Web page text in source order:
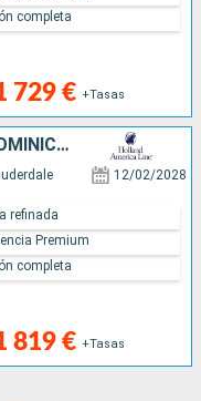
729 € +Tasas
completa
ESTADOS UNIDOS, REPÚBLICA DOMINICANA, BAHAMAS, ISLAS TURCAS Y CAICOS, PORTO RICO, SANTO TOMÁS
12/02/2028
819 € +Tasas
refinada
Premium
completa